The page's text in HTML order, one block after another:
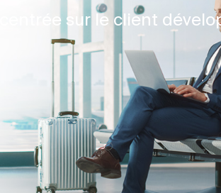
sur le client